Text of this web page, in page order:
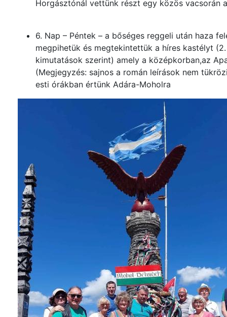
Horgásztónál vettünk részt egy közös vacsorán
6. Nap – Péntek – a bőséges reggeli után haza
megpihetük és megtekintettük a híres kastélyt
kimutatások szerint) amely a középkorban,az
(Megjegyzés: sajnos a román leírások nem
esti órákban értünk Adára-Moholra